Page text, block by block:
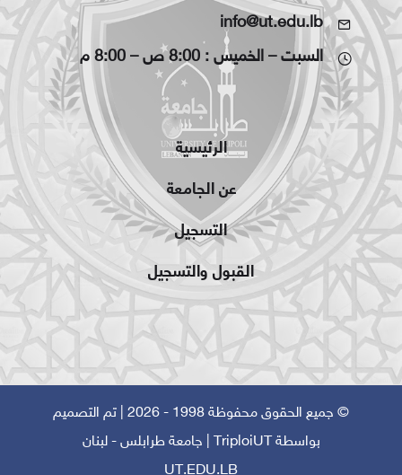
info@ut.edu.lb
السبت – الخميس : 8:00 ص – 8:00 م
الرئيسية
عن الجامعة
التسجيل
القبول والتسجيل
© جميع الحقوق محفوظة 1998 - 2026 | تم التصميم
بواسطةTriploiUT | جامعة طرابلس - لبنان
UT.EDU.LB